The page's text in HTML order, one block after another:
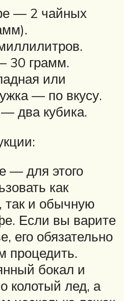
— 2 чайных
30 грамм.
или
— по вкусу.
два кубика.
— для этого
как
и обычную
Если вы варите
его обязательно
процедить.
бокал и
колотый лед, а